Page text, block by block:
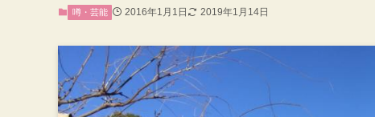
噂・芸能 2016年1月1日 2019年1月14日